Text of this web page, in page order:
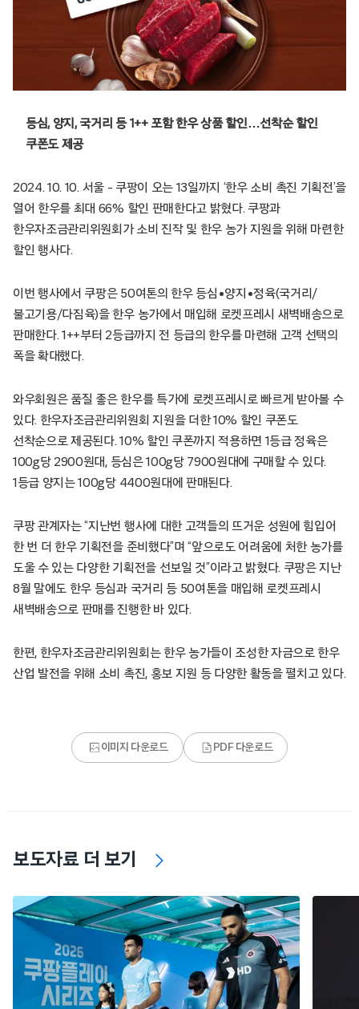
등심, 양지, 국거리 등 1++ 포함 한우 상품 할인…선착순 할인
쿠폰도 제공
2024. 10. 10. 서울 – 쿠팡이 오는 13일까지 ‘한우 소비 촉진 기획전’을
열어 한우를 최대 66% 할인 판매한다고 밝혔다. 쿠팡과
한우자조금관리위원회가 소비 진작 및 한우 농가 지원을 위해 마련한
할인 행사다.
이번 행사에서 쿠팡은 50여톤의 한우 등심•양지•정육(국거리/
불고기용/다짐육)을 한우 농가에서 매입해 로켓프레시 새벽배송으로
판매한다. 1++부터 2등급까지 전 등급의 한우를 마련해 고객 선택의
폭을 확대했다.
와우회원은 품질 좋은 한우를 특가에 로켓프레시로 빠르게 받아볼 수
있다. 한우자조금관리위원회 지원을 더한 10% 할인 쿠폰도
선착순으로 제공된다. 10% 할인 쿠폰까지 적용하면 1등급 정육은
100g당 2900원대, 등심은 100g당 7900원대에 구매할 수 있다.
1등급 양지는 100g당 4400원대에 판매된다.
쿠팡 관계자는 “지난번 행사에 대한 고객들의 뜨거운 성원에 힘입어
한 번 더 한우 기획전을 준비했다”며 “앞으로도 어려움에 처한 농가를
도울 수 있는 다양한 기획전을 선보일 것”이라고 밝혔다. 쿠팡은 지난
8월 말에도 한우 등심과 국거리 등 50여톤을 매입해 로켓프레시
새벽배송으로 판매를 진행한 바 있다.
한편, 한우자조금관리위원회는 한우 농가들이 조성한 자금으로 한우
산업 발전을 위해 소비 촉진, 홍보 지원 등 다양한 활동을 펼치고 있다.
이미지 다운로드 PDF 다운로드
보도자료 더 보기